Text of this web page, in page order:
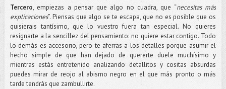
Tercero, empiezas a pensar que algo no cuadra, que “necesitas más
explicaciones”. Piensas que algo se te escapa, que no es posible que os
quisierais tantísimo, que lo vuestro fuera tan especial. No quieres
resignarte a la sencillez del pensamiento: no quiere estar contigo. Todo
lo demás es accesorio, pero te aferras a los detalles porque asumir el
hecho simple de que han dejado de quererte duele muchísimo y
mientras estás entretenido analizando detallitos y cositas absurdas
puedes mirar de reojo al abismo negro en el que más pronto o más
tarde tendrás que zambullirte.